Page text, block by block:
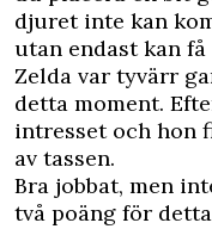
djuret inte kan
utan endast kan
Zelda var tyvärr
detta moment.
intresset och hon
av tassen.
Bra jobbat, men
två poäng för